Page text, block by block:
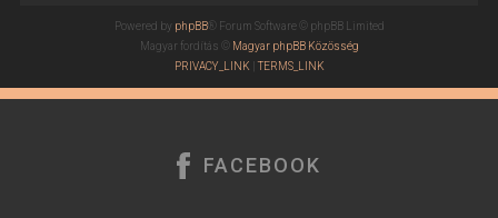
Powered by phpBB® Forum Software © phpBB Limited
Magyar fordítás ©
Magyar phpBB Közösség
PRIVACY_LINK| TERMS_LINK
FACEBOOK